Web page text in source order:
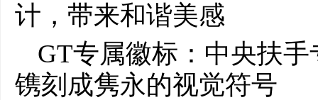
计，带来和谐美感
GT专属徽标：中央扶
镌刻成隽永的视觉符号